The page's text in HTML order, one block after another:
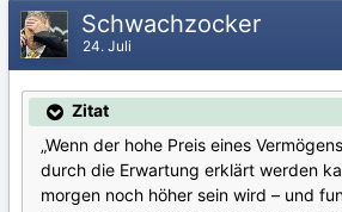
Schwachzocker
24. Juli
Zitat
„Wenn der hohe Preis eines
durch die Erwartung erklärt werden
morgen noch höher sein wird – und